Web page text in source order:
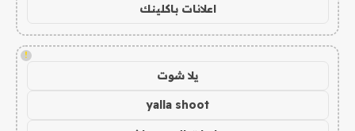
اعلانات باكلينك
!
يلا شوت
yalla shoot